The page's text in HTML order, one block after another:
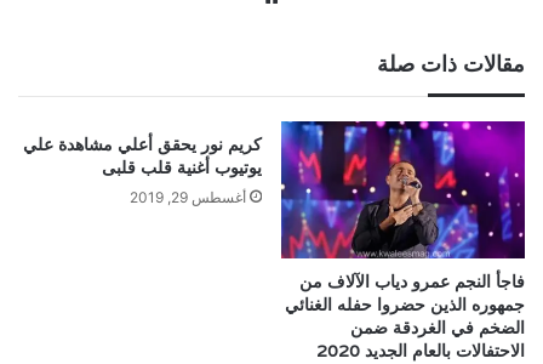
مقالات ذات صلة
فاجأ النجم عمرو دياب الآلاف من
جمهوره الذين حضروا حفله الغنائي
الضخم في الغردقة ضمن
الاحتفالات بالعام الجديد 2020
كريم نور يحقق أعلي مشاهدة علي
يوتيوب أغنية قلب قلبى
أغسطس 29, 2019